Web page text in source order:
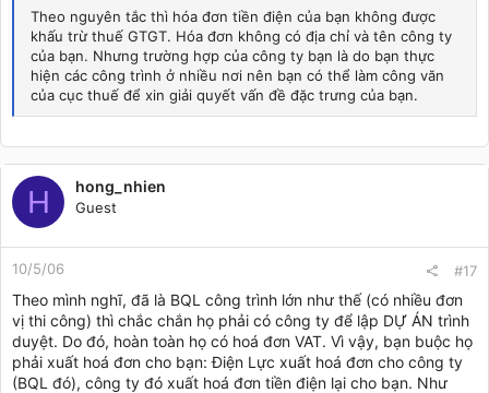
Theo nguyên tắc thì hóa đơn tiền điện của bạn không được
khấu trừ thuế GTGT. Hóa đơn không có địa chỉ và tên công ty
của bạn. Nhưng trường hợp của công ty bạn là do bạn thực
hiện các công trình ở nhiều nơi nên bạn có thể làm công văn
của cục thuế để xin giải quyết vấn đề đặc trưng của bạn.
H hong_nhien
Guest
10/5/06 #17
Theo mình nghĩ, đã là BQL công trình lớn như thế (có nhiều đơn
vị thi công) thì chắc chắn họ phải có công ty để lập DỰ ÁN trình
duyệt. Do đó, hoàn toàn họ có hoá đơn VAT. Vì vậy, bạn buộc họ
phải xuất hoá đơn cho bạn: Điện Lực xuất hoá đơn cho công ty
(BQL đó), công ty đó xuất hoá đơn tiền điện lại cho bạn. Như